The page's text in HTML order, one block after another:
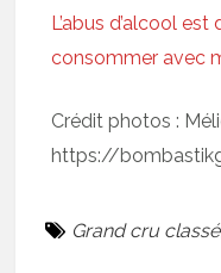
L’abus d’alcool
consommer avec
Crédit photos :
https://
Grand cru classé